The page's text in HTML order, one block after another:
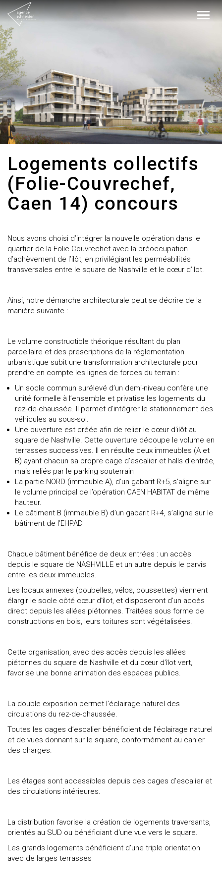
Logements collectifs
(Folie-Couvrechef,
Caen 14) concours
Nous avons choisi d’intégrer la nouvelle opération dans le
quartier de la Folie-Couvrechef avec la préoccupation
d’achèvement de l’ilôt, en privilégiant les perméabilités
transversales entre le square de Nashville et le cœur d’Ilot.
Ainsi, notre démarche architecturale peut se décrire de la
manière suivante :
Le volume constructible théorique résultant du plan
parcellaire et des prescriptions de la réglementation
urbanistique subit une transformation architecturale pour
prendre en compte les lignes de forces du terrain :
Un socle commun surélevé d’un demi-niveau confère une
unité formelle à l’ensemble et privatise les logements du
rez-de-chaussée. Il permet d’intégrer le stationnement des
véhicules au sous-sol.
Une ouverture est créée afin de relier le cœur d’ilôt au
square de Nashville. Cette ouverture découpe le volume en
terrasses successives. Il en résulte deux immeubles (A et
B) ayant chacun sa propre cage d’escalier et halls d’entrée,
mais reliés par le parking souterrain
La partie NORD (immeuble A), d’un gabarit R+5, s’aligne sur
le volume principal de l’opération CAEN HABITAT de même
hauteur.
Le bâtiment B (immeuble B) d’un gabarit R+4, s’aligne sur le
bâtiment de l’EHPAD
Chaque bâtiment bénéfice de deux entrées : un accès
depuis le square de NASHVILLE et un autre depuis le parvis
entre les deux immeubles.
Les locaux annexes (poubelles, vélos, poussettes) viennent
élargir le socle côté cœur d’îlot, et disposeront d’un accès
direct depuis les allées piétonnes. Traitées sous forme de
constructions en bois, leurs toitures sont végétalisées.
Cette organisation, avec des accès depuis les allées
piétonnes du square de Nashville et du cœur d’îlot vert,
favorise une bonne animation des espaces publics.
La double exposition permet l’éclairage naturel des
circulations du rez-de-chaussée.
Toutes les cages d’escalier bénéficient de l’éclairage naturel
et de vues donnant sur le square, conformément au cahier
des charges.
Les étages sont accessibles depuis des cages d’escalier et
des circulations intérieures.
La distribution favorise la création de logements traversants,
orientés au SUD ou bénéficiant d‘une vue vers le square.
Les grands logements bénéficient d’une triple orientation
avec de larges terrasses